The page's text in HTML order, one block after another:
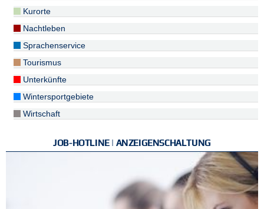
Kurorte
Nachtleben
Sprachenservice
Tourismus
Unterkünfte
Wintersportgebiete
Wirtschaft
JOB-HOTLINE | ANZEIGENSCHALTUNG